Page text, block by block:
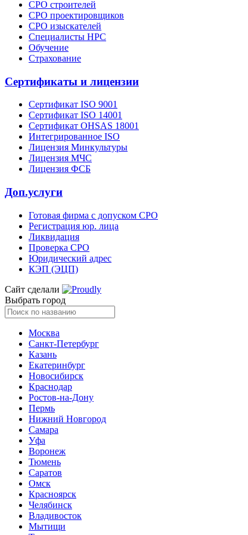
СРО строителей
СРО проектировщиков
СРО изыскателей
Специалисты НРС
Обучение
Страхование
Сертификаты и лицензии
Сертификат ISO 9001
Сертификат ISO 14001
Сертификат OHSAS 18001
Интегрированное ISO
Лицензия Минкультуры
Лицензия МЧС
Лицензия ФСБ
Доп.услуги
Готовая фирма с допуском СРО
Регистрация юр. лица
Ликвидация
Проверка СРО
Юридический адрес
КЭП (ЭЦП)
Сайт сделали
Выбрать город
Москва
Санкт-Петербург
Казань
Екатеринбург
Новосибирск
Краснодар
Ростов-на-Дону
Пермь
Нижний Новгород
Самара
Уфа
Воронеж
Тюмень
Саратов
Омск
Красноярск
Челябинск
Владивосток
Мытищи